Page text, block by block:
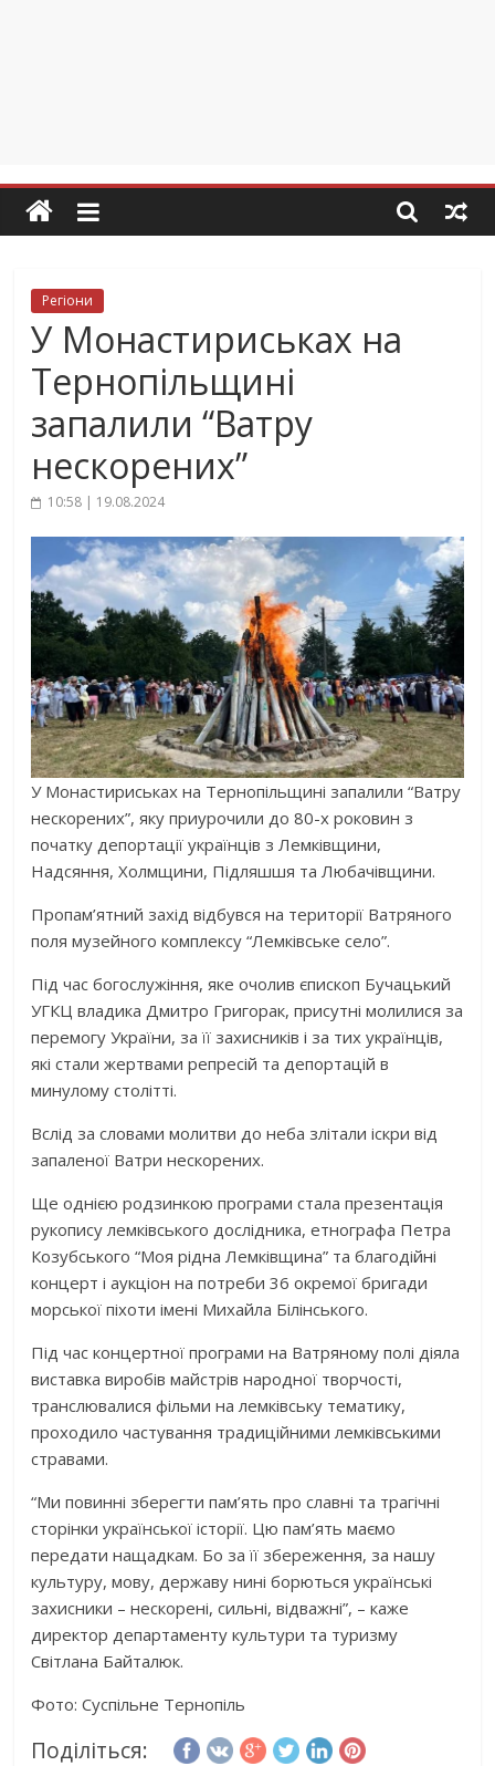
Регіони
У Монастириськах на
Тернопільщині
запалили “Ватру
нескорених”
10:58 | 19.08.2024
У Монастириськах на Тернопільщині запалили “Ватру
нескорених”, яку приурочили до 80-х роковин з
початку депортації українців з Лемківщини,
Надсяння, Холмщини, Підляшшя та Любачівщини.
Пропам’ятний захід відбувся на території Ватряного
поля музейного комплексу “Лемківське село”.
Під час богослужіння, яке очолив єпископ Бучацький
УГКЦ владика Дмитро Григорак, присутні молилися за
перемогу України, за її захисників і за тих українців,
які стали жертвами репресій та депортацій в
минулому столітті.
Вслід за словами молитви до неба злітали іскри від
запаленої Ватри нескорених.
Ще однією родзинкою програми стала презентація
рукопису лемківського дослідника, етнографа Петра
Козубського “Моя рідна Лемківщина” та благодійні
концерт і аукціон на потреби 36 окремої бригади
морської піхоти імені Михайла Білінського.
Під час концертної програми на Ватряному полі діяла
виставка виробів майстрів народної творчості,
транслювалися фільми на лемківську тематику,
проходило частування традиційними лемківськими
стравами.
“Ми повинні зберегти пам’ять про славні та трагічні
сторінки української історії. Цю пам’ять маємо
передати нащадкам. Бо за її збереження, за нашу
культуру, мову, державу нині борються українські
захисники – нескорені, сильні, відважні”, – каже
директор департаменту культури та туризму
Світлана Байталюк.
Фото: Суспільне Тернопіль
Поділіться: